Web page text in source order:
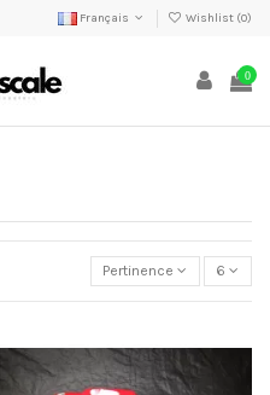
Français Wishlist (0)
0
Pertinence 6